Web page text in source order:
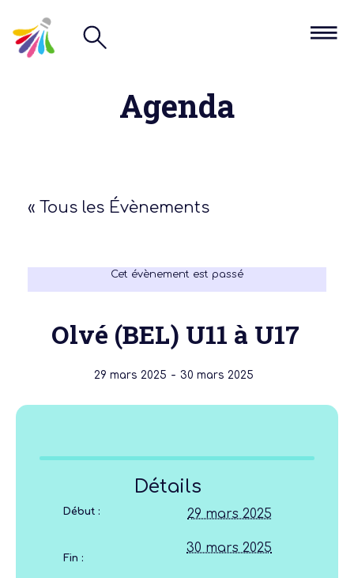
Agenda
« Tous les Évènements
Cet évènement est passé
Olvé (BEL) U11 à U17
29 mars 2025 - 30 mars 2025
Détails
Début : 29 mars 2025
Fin :
30 mars 2025